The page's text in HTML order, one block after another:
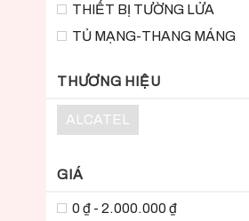
THIẾT BỊ TƯỜNG LỬA
TỦ MẠNG-THANG MÁNG
THƯƠNG HIỆU
ALCATEL
GIÁ
0 ₫ - 2.000.000 ₫